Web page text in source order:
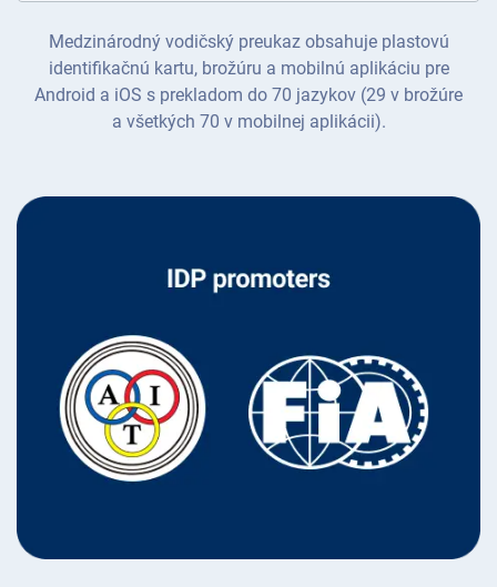
Medzinárodný vodičský preukaz obsahuje plastovú
identifikačnú kartu, brožúru a mobilnú aplikáciu pre
Android a iOS s prekladom do 70 jazykov (29 v brožúre
a všetkých 70 v mobilnej aplikácii).